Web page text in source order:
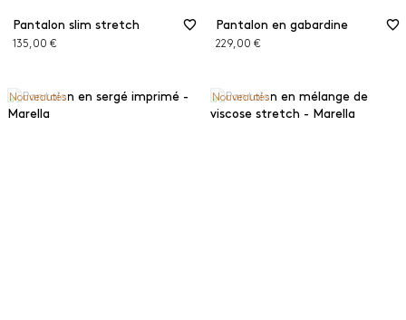
Pantalon slim stretch
135,00 €
Pantalon en gabardine
229,00 €
Nouveautés Nouveautés